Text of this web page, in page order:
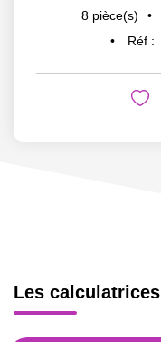
8 pièce(s)
Réf :
Les calculatrices